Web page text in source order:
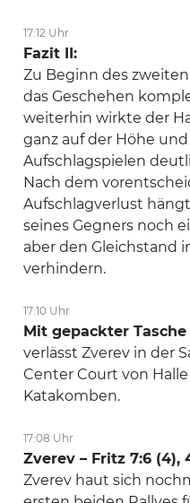
17:12 Uhr
Fazit II:
Zu Beginn des
das Geschehen
weiterhin wirkte der
ganz auf der Höhe
Aufschlagspielen
Nach dem
Aufschlagverlust
seines Gegners noch
aber den Gleichstand
verhindern.
17:10 Uhr
Mit gepackter Tasche
verlässt Zverev in der
Center Court von
Katakomben.
17:08 Uhr
Zverev – Fritz 7:6 (4),
Zverev haut sich